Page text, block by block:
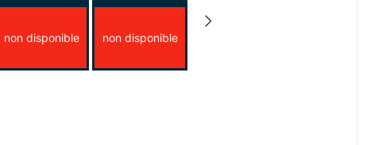
non disponible non disponible